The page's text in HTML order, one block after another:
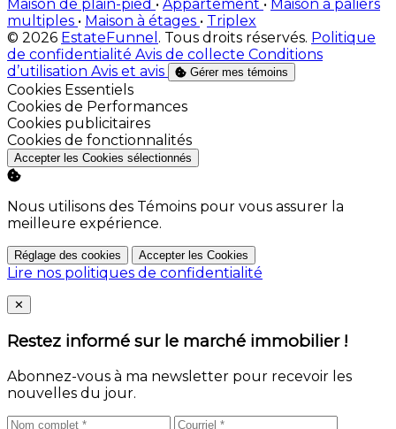
Maison de plain-pied • Appartement • Maison à paliers
multiples • Maison à étages • Triplex
© 2026 EstateFunnel . Tous droits réservés. Politique
de confidentialité Avis de collecte Conditions
d’utilisation Avis et avis Gérer mes témoins
Activer
Cookies Essentiels
Activer
Cookies de Performances
Activer
Cookies publicitaires
Activer
Cookies de fonctionnalités
Accepter les Cookies sélectionnés
Nous utilisons des Témoins pour vous assurer la
meilleure expérience.
Réglage des cookies Accepter les Cookies
Lire nos politiques de confidentialité
Close
✕
Restez informé sur le marché immobilier !
Abonnez-vous à ma newsletter pour recevoir les
nouvelles du jour.